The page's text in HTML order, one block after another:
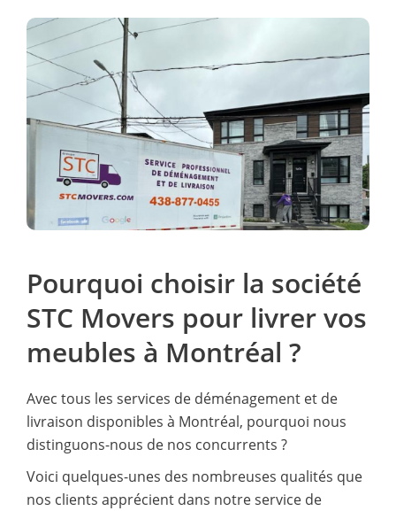
Pourquoi choisir la société
STC Movers pour livrer vos
meubles à Montréal ?
Avec tous les services de déménagement et de
livraison disponibles à Montréal, pourquoi nous
distinguons-nous de nos concurrents ?
Voici quelques-unes des nombreuses qualités que
nos clients apprécient dans notre service de